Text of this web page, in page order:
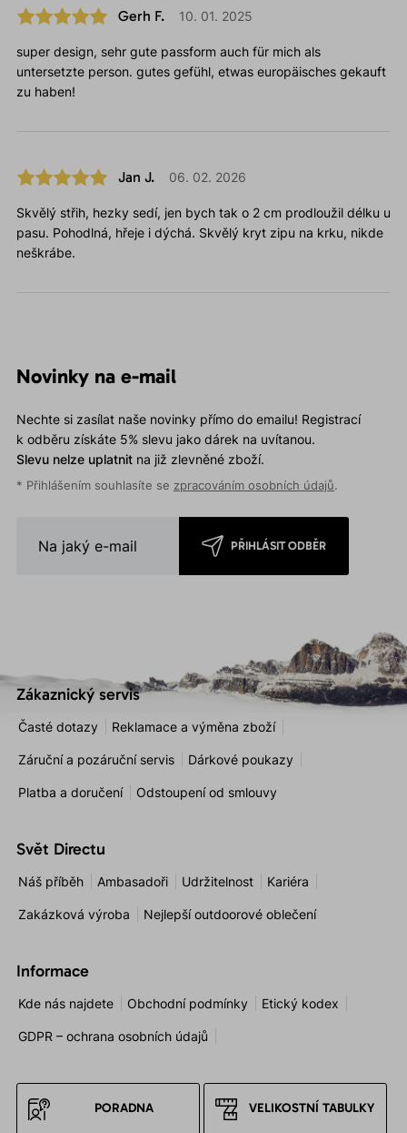
Gerh F. 10. 01. 2025
super design, sehr gute passform auch für mich als
untersetzte person. gutes gefühl, etwas europäisches gekauft
zu haben!
Jan J. 06. 02. 2026
Skvělý střih, hezky sedí, jen bych tak o 2 cm prodloužil délku u
pasu. Pohodlná, hřeje i dýchá. Skvělý kryt zipu na krku, nikde
neškrábe.
Novinky na e-mail
Nechte si zasílat naše novinky přímo do emailu! Registrací
k odběru získáte 5% slevu jako dárek na uvítanou.
Slevu nelze uplatnitna již zlevněné zboží.
* Přihlášením souhlasíte se zpracováním osobních údajů.
PŘIHLÁSIT ODBĚR
Zákaznický servis
Časté dotazy Reklamace a výměna zboží
Záruční a pozáruční servis Dárkové poukazy
Platba a doručení Odstoupení od smlouvy
Svět Directu
Náš příběh Ambasadoři Udržitelnost Kariéra
Zakázková výroba Nejlepší outdoorové oblečení
Informace
Kde nás najdete Obchodní podmínky Etický kodex
GDPR – ochrana osobních údajů
PORADNA VELIKOSTNÍ TABULKY